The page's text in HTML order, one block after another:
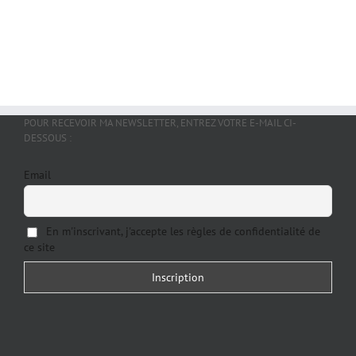
POUR RECEVOIR MA NEWSLETTER, ENTREZ VOTRE E-MAIL CI-
DESSOUS :
Email
En m'inscrivant, j'accepte les règles de confidentialité de
ce site